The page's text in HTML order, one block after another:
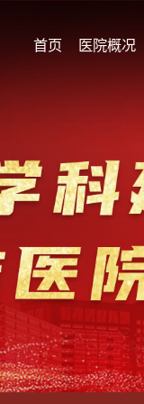
首页 医院概况